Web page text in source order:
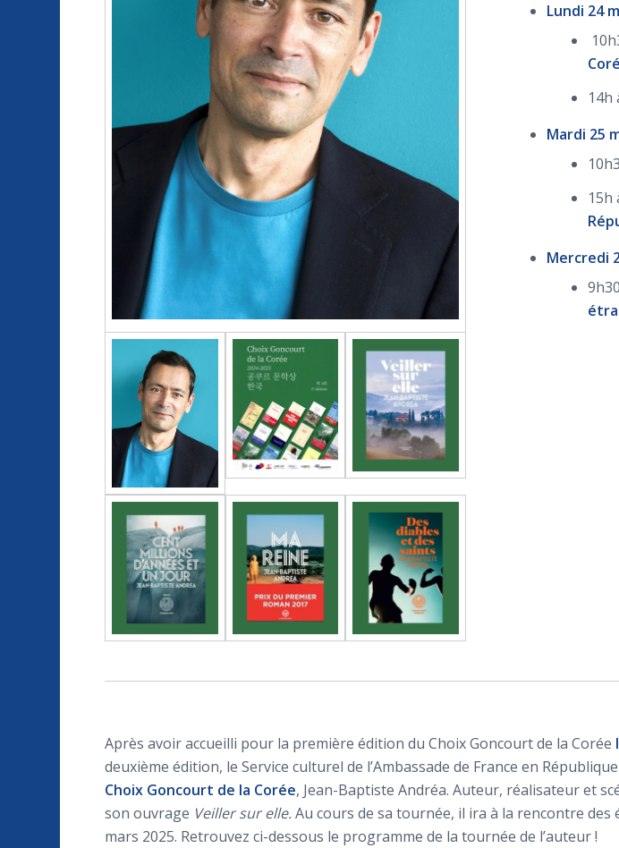
Lundi 24
Coré
14h
Mardi 25
15h
Mercredi
Après avoir accueilli pour la première édition du Choix Goncourt de la Corée l
deuxième édition, le Service culturel de l’Ambassade de France en
Choix Goncourt de la Corée, Jean-Baptiste Andréa. Auteur, réalisateur et
son ouvrage Veiller sur elle.Au cours de sa tournée, il ira à la rencontre
mars 2025. Retrouvez ci-dessous le programme de la tournée de l’auteur !